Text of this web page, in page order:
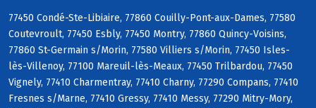
77450 Condé-Ste-Libiaire, 77860 Couilly-Pont-aux-Dames, 77580
Coutevroult, 77450 Esbly, 77450 Montry, 77860 Quincy-Voisins,
77860 St-Germain s/Morin, 77580 Villiers s/Morin, 77450 Isles-
lès-Villenoy, 77100 Mareuil-lès-Meaux, 77450 Trilbardou, 77450
Vignely, 77410 Charmentray, 77410 Charny, 77290 Compans, 77410
Fresnes s/Marne, 77410 Gressy, 77410 Messy, 77290 Mitry-Mory,